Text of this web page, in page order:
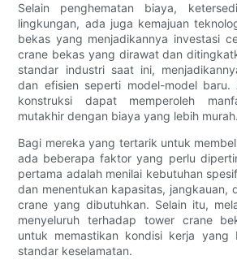
Selain penghematan biaya,
lingkungan, ada juga kemajuan
bekas yang menjadikannya investasi
crane bekas yang dirawat dan
standar industri saat ini,
dan efisien seperti model-model baru.
konstruksi dapat memperoleh
mutakhir dengan biaya yang lebih murah.
Bagi mereka yang tertarik untuk
ada beberapa faktor yang perlu
pertama adalah menilai kebutuhan
dan menentukan kapasitas, jangkauan,
crane yang dibutuhkan. Selain itu,
menyeluruh terhadap tower crane
untuk memastikan kondisi kerja yang
standar keselamatan.